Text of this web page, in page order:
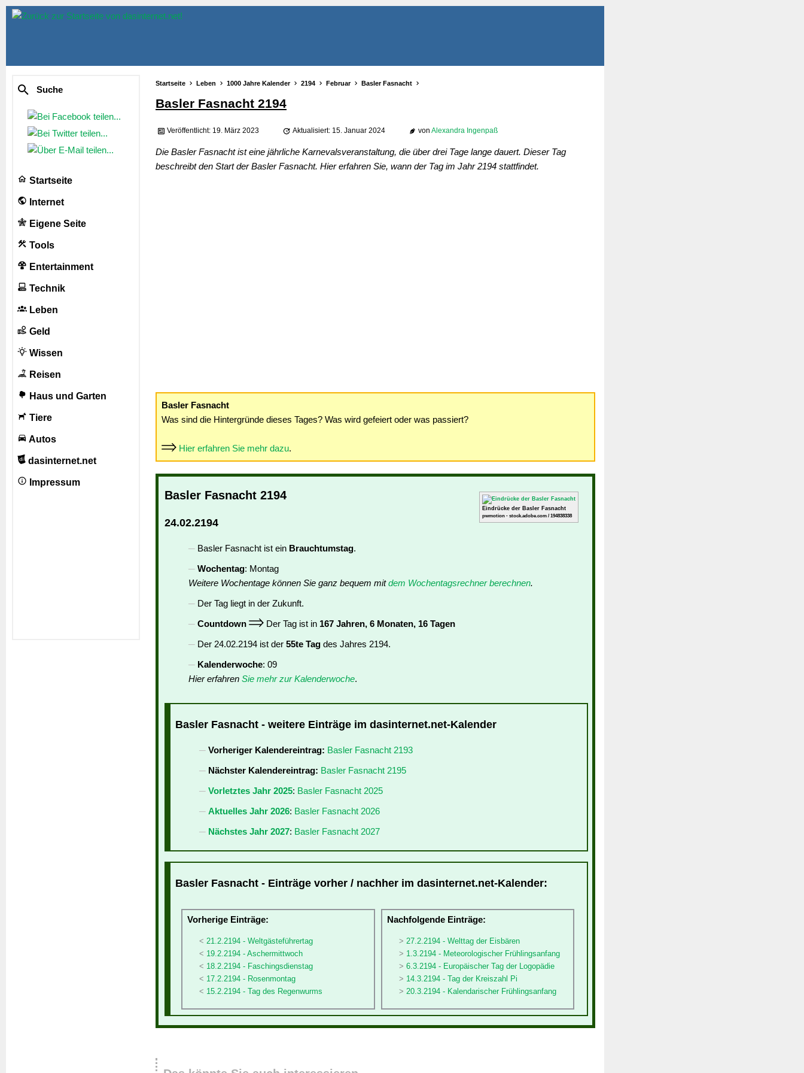
Suche
Startseite
Internet
Eigene Seite
Tools
Entertainment
Technik
Leben
Geld
Wissen
Reisen
Haus und Garten
Tiere
Autos
dasinternet.net
Impressum
Startseite Leben 1000 Jahre Kalender 2194 Februar Basler Fasnacht
Basler Fasnacht 2194
Veröffentlicht: 19. März 2023 Aktualisiert: 15. Januar 2024 von Alexandra Ingenpaß
Die Basler Fasnacht ist eine jährliche Karnevalsveranstaltung, die über drei Tage lange dauert. Dieser Tag
beschreibt den Start der Basler Fasnacht. Hier erfahren Sie, wann der Tag im Jahr 2194 stattfindet.
Basler Fasnacht
Was sind die Hintergründe dieses Tages? Was wird gefeiert oder was passiert?
Hier erfahren Sie mehr dazu.
Eindrücke der Basler Fasnacht
pwmotion - stock.adobe.com / 194838338
Basler Fasnacht 2194
24.02.2194
Basler Fasnacht ist ein Brauchtumstag.
Wochentag: Montag
Weitere Wochentage können Sie ganz bequem mitdem Wochentagsrechner berechnen.
Der Tag liegt in der Zukunft.
Countdown
Der Tag ist in 167 Jahren, 6 Monaten, 16 Tagen
Der 24.02.2194 ist der 55te Tag des Jahres 2194.
Kalenderwoche: 09
Hier erfahren Sie mehr zur Kalenderwoche.
Basler Fasnacht - weitere Einträge im dasinternet.net-Kalender
Vorheriger Kalendereintrag: Basler Fasnacht 2193
Nächster Kalendereintrag: Basler Fasnacht 2195
Vorletztes Jahr 2025: Basler Fasnacht 2025
Aktuelles Jahr 2026: Basler Fasnacht 2026
Nächstes Jahr 2027: Basler Fasnacht 2027
Basler Fasnacht - Einträge vorher / nachher im dasinternet.net-Kalender:
Vorherige Einträge:
21.2.2194 - Weltgästeführertag
19.2.2194 - Aschermittwoch
18.2.2194 - Faschingsdienstag
17.2.2194 - Rosenmontag
15.2.2194 - Tag des Regenwurms
Nachfolgende Einträge:
27.2.2194 - Welttag der Eisbären
1.3.2194 - Meteorologischer Frühlingsanfang
6.3.2194 - Europäischer Tag der Logopädie
14.3.2194 - Tag der Kreiszahl Pi
20.3.2194 - Kalendarischer Frühlingsanfang